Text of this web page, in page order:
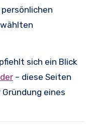
sich ein Blick
– diese Seiten
eines